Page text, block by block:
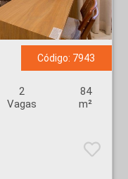
Código: 7943
2
Vagas
84
m²